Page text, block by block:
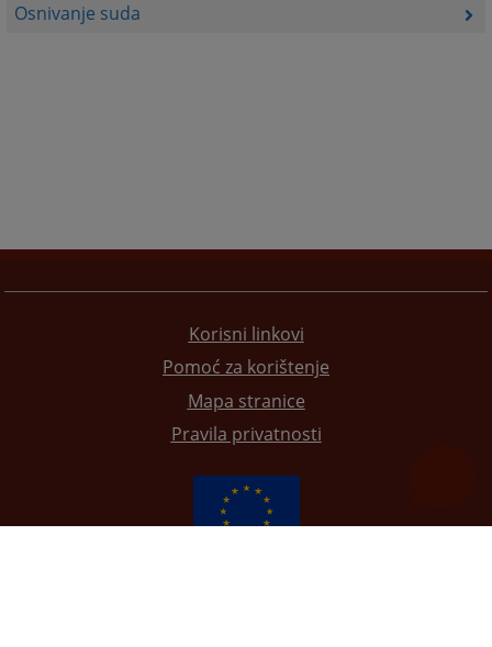
Osnivanje suda
Korisni linkovi
Pomoć za korištenje
Mapa stranice
Pravila privatnosti